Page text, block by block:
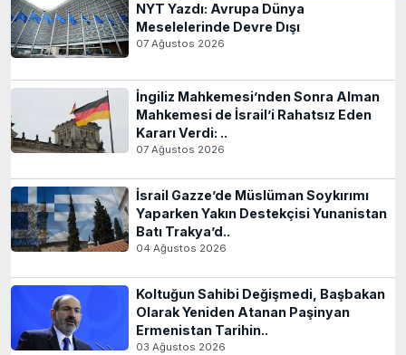
NYT Yazdı: Avrupa Dünya
Meselelerinde Devre Dışı
07 Ağustos 2026
İngiliz Mahkemesi’nden Sonra Alman
Mahkemesi de İsrail’i Rahatsız Eden
Kararı Verdi: ..
07 Ağustos 2026
İsrail Gazze’de Müslüman Soykırımı
Yaparken Yakın Destekçisi Yunanistan
Batı Trakya’d..
04 Ağustos 2026
Koltuğun Sahibi Değişmedi, Başbakan
Olarak Yeniden Atanan Paşinyan
Ermenistan Tarihin..
03 Ağustos 2026